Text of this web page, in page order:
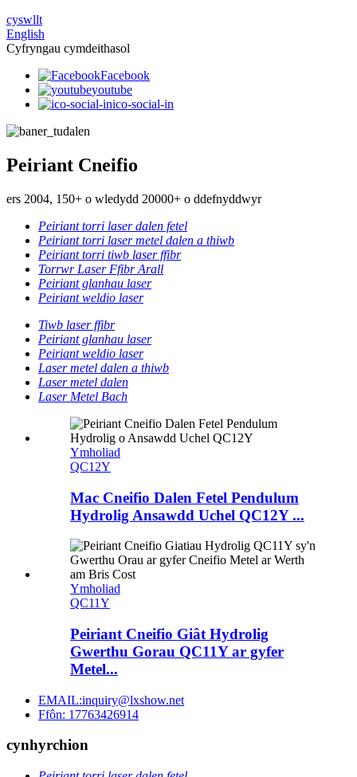
cyswllt
English
Cyfryngau cymdeithasol
Facebook
youtube
ico-social-in
Peiriant Cneifio
ers 2004, 150+ o wledydd 20000+ o ddefnyddwyr
Peiriant torri laser dalen fetel
Peiriant torri laser metel dalen a thiwb
Peiriant torri tiwb laser ffibr
Torrwr Laser Ffibr Arall
Peiriant glanhau laser
Peiriant weldio laser
Tiwb laser ffibr
Peiriant glanhau laser
Peiriant weldio laser
Laser metel dalen a thiwb
Laser metel dalen
Laser Metel Bach
Ymholiad
QC12Y
Mac Cneifio Dalen Fetel Pendulum
Hydrolig Ansawdd Uchel QC12Y ...
Ymholiad
QC11Y
Peiriant Cneifio Giât Hydrolig
Gwerthu Gorau QC11Y ar gyfer
Metel...
EMAIL:inquiry@lxshow.net
Ffôn: 17763426914
cynhyrchion